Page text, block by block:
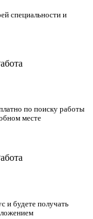
специальности и
по поиску работы
месте
и будете получать